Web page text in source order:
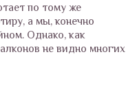
по тому же
а мы, конечно
Однако, как
не видно многих